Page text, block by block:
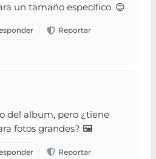
un tamaño específico. 😊
del album, pero ¿tiene
fotos grandes? 🖼️